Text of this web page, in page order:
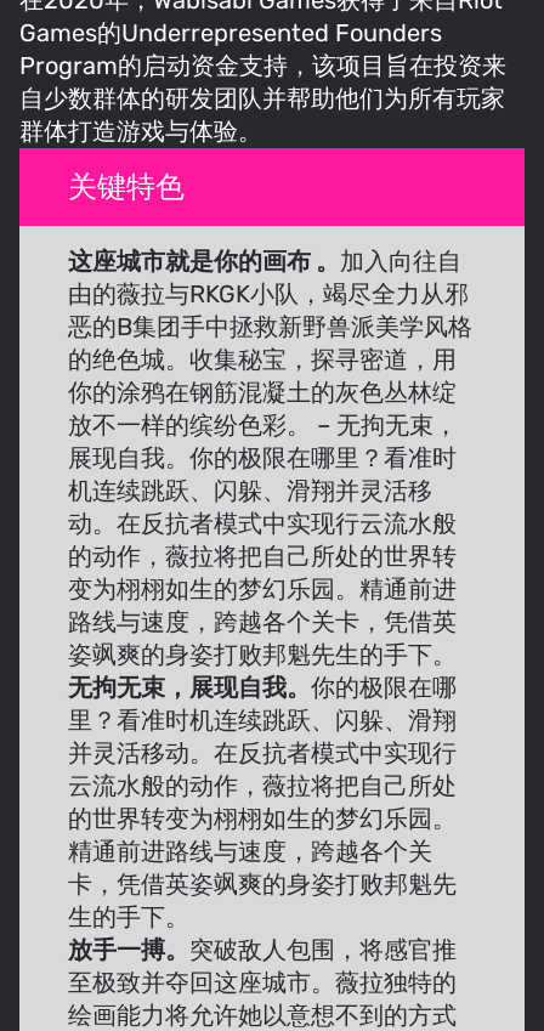
Games的Underrepresented Founders
Program的启动资金支持，该项目旨在投资来
自少数群体的研发团队并帮助他们为所有玩家
群体打造游戏与体验。
关键特色
这座城市就是你的画布 。 加入向往自
由的薇拉与RKGK小队，竭尽全力从邪
恶的B集团手中拯救新野兽派美学风格
的绝色城。收集秘宝，探寻密道，用
你的涂鸦在钢筋混凝土的灰色丛林绽
放不一样的缤纷色彩。 – 无拘无束，
展现自我。你的极限在哪里？看准时
机连续跳跃、闪躲、滑翔并灵活移
动。在反抗者模式中实现行云流水般
的动作，薇拉将把自己所处的世界转
变为栩栩如生的梦幻乐园。精通前进
路线与速度，跨越各个关卡，凭借英
姿飒爽的身姿打败邦魁先生的手下。
无拘无束，展现自我。 你的极限在哪
里？看准时机连续跳跃、闪躲、滑翔
并灵活移动。在反抗者模式中实现行
云流水般的动作，薇拉将把自己所处
的世界转变为栩栩如生的梦幻乐园。
精通前进路线与速度，跨越各个关
卡，凭借英姿飒爽的身姿打败邦魁先
生的手下。
放手一搏。 突破敌人包围，将感官推
至极致并夺回这座城市。薇拉独特的
绘画能力将允许她以意想不到的方式